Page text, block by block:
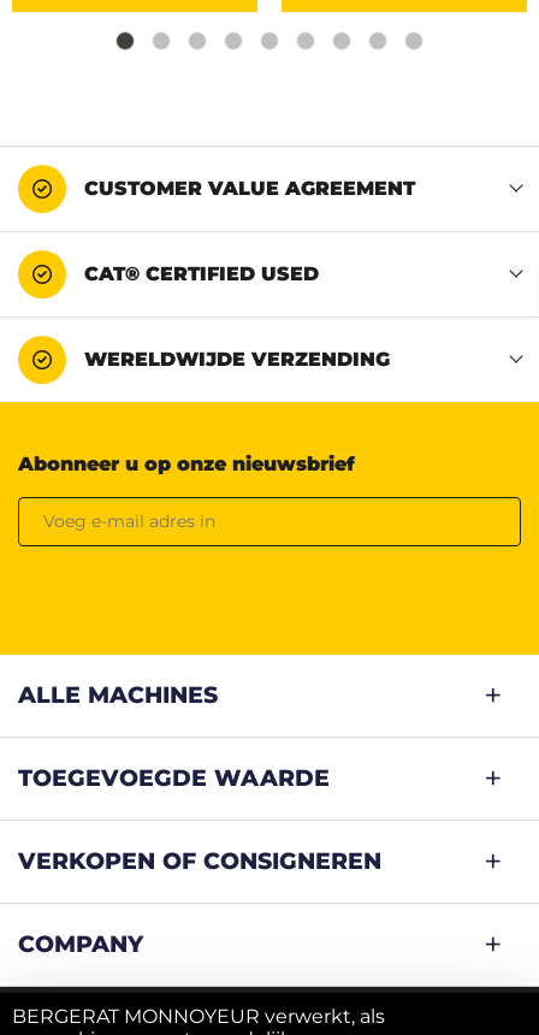
CUSTOMER VALUE AGREEMENT
CAT® CERTIFIED USED
WERELDWIJDE VERZENDING
Abonneer u op onze nieuwsbrief
ALLE MACHINES
TOEGEVOEGDE WAARDE
VERKOPEN OF CONSIGNEREN
COMPANY
BERGERAT MONNOYEUR verwerkt, als